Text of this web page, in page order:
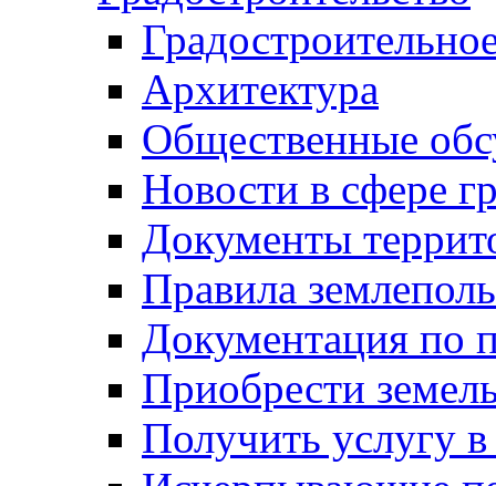
Архитектура
Общественные
Новости в сфере
Документы
Правила
Документация по
Приобрести
Получить услугу в